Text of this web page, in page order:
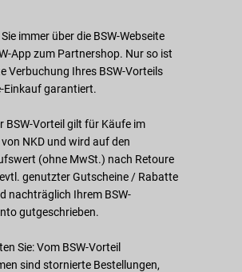
immer über die BSW-Webseite
App zum Partnershop. Nur so ist
Verbuchung Ihres BSW-Vorteils
Einkauf garantiert.
BSW-Vorteil gilt für Käufe im
NKD und wird auf den
(ohne MwSt.) nach Retoure
genutzter Gutscheine / Rabatte
nachträglich Ihrem BSW-
gutgeschrieben.
Sie: Vom BSW-Vorteil
sind stornierte Bestellungen,